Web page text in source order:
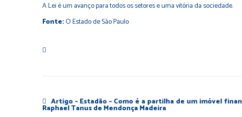
A Lei é um avanço para todos os setores e uma vitória da sociedade.
Fonte:O Estado de São Paulo
Artigo – Estadão – Como é a partilha de um imóvel
Raphael Tanus de Mendonça Madeira